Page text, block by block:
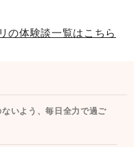
の体験談一覧はこちら
いよう、毎日全力で過ご